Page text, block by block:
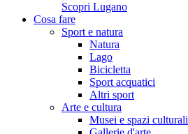
Scopri Lugano
Cosa fare
Sport e natura
Natura
Lago
Bicicletta
Sport acquatici
Altri sport
Arte e cultura
Musei e spazi culturali